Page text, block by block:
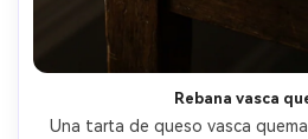
Rebana vasca
Una tarta de queso vasca